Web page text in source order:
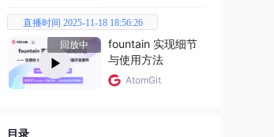
直播时间 2025-11-18 18:56:26
回放中
fountain 实现细节
与使用方法
AtomGit
目录